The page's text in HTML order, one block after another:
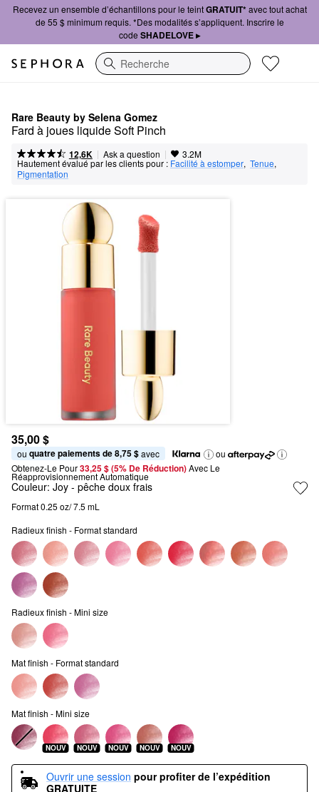
Recevez un ensemble d’échantillons pour le teintGRATUIT*avec tout achat
de 55 $ minimum requis. *Des modalités s’appliquent. Inscrire le
code SHADELOVE ▸
Recherche
Rare Beauty by Selena Gomez
Fard à joues liquide Soft Pinch
12,6K | Ask a question | 3.2M
Hautement évalué par les clients pour : Facilité à estomper, Tenue,
Pigmentation
35,00 $
ou quatre paiements de 8,75 $ avec
ou
Obtenez-Le Pour33,25 $ (5% De Réduction) Avec Le
Réapprovisionnement Automatique
Couleur: Joy - pêche doux frais
Format 0.25 oz/ 7.5 mL
Radieux finish - Format standard
Radieux finish - Mini size
Mat finish - Format standard
Mat finish - Mini size
NOUV NOUV NOUV NOUV NOUV
Ouvrir une session pour profiter de l’expédition
GRATUITE